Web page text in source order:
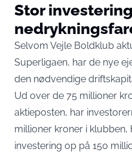
Stor
Selvom Vejle Boldklub
Superligaen, har de nye
den nødvendige
Ud over de 75 millioner
aktieposten, har
millioner kroner i
investering op på 150